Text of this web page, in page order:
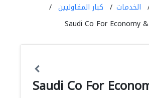
الخدمات
كبار المقاوليين
Saudi Co For Economy
Saudi Co For